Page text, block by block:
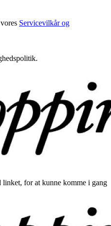
Servicevilkår og
for at kunne komme i gang